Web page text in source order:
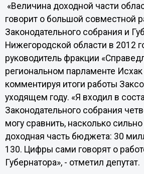
«Величина доходной части
говорит о большой совместной
Законодательного собрания и
Нижегородской области в 2012
руководитель фракции
региональном парламенте Исхак
комментируя итоги работы
уходящем году. «Я входил в
Законодательного собрания
могу сравнить, насколько
доходная часть бюджета: 30
130. Цифры сами говорят о
Губернатора», - отметил депутат.